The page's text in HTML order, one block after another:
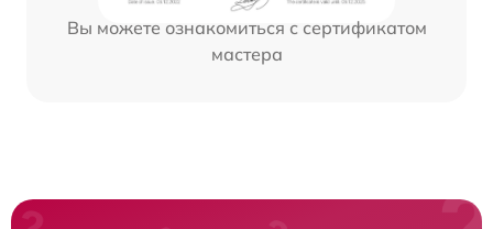
Вы можете ознакомиться с сертификатом
мастера